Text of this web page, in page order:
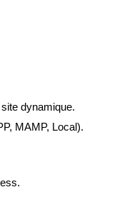
dynamique.
MAMP, Local).